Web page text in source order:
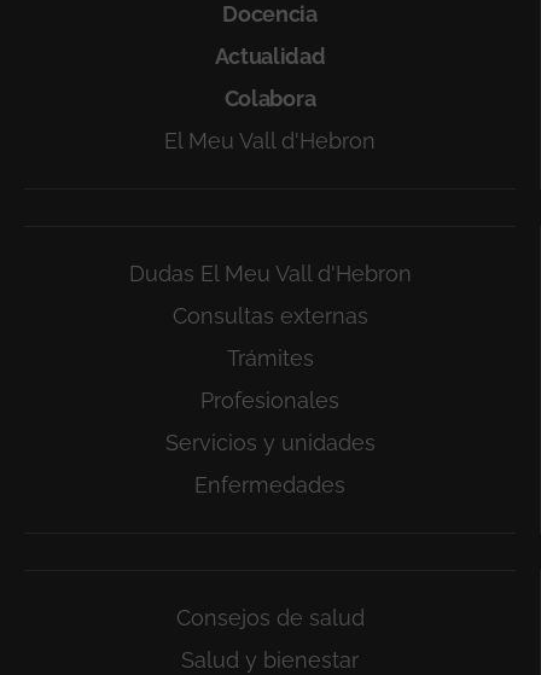
Docencia
Actualidad
Colabora
El Meu Vall d'Hebron
Dudas El Meu Vall d'Hebron
Consultas externas
Trámites
Profesionales
Servicios y unidades
Enfermedades
Consejos de salud
Salud y bienestar